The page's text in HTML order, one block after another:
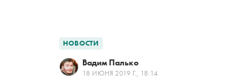
НОВОСТИ
Вадим Палько
18 ИЮНЯ 2019 Г., 18:14